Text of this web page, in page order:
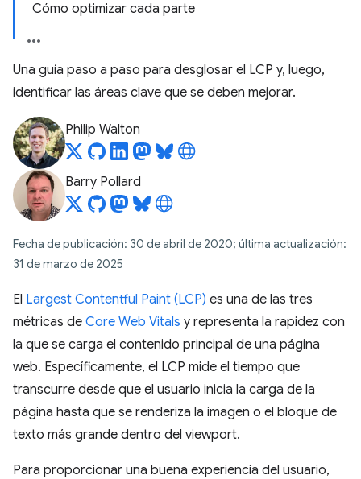
Cómo optimizar cada parte
Una guía paso a paso para desglosar el LCP y, luego,
identificar las áreas clave que se deben mejorar.
Philip Walton
Barry Pollard
Fecha de publicación: 30 de abril de 2020; última actualización:
31 de marzo de 2025
El Largest Contentful Paint (LCP) es una de las tres
métricas de Core Web Vitals y representa la rapidez con
la que se carga el contenido principal de una página
web. Específicamente, el LCP mide el tiempo que
transcurre desde que el usuario inicia la carga de la
página hasta que se renderiza la imagen o el bloque de
texto más grande dentro del viewport.
Para proporcionar una buena experiencia del usuario,